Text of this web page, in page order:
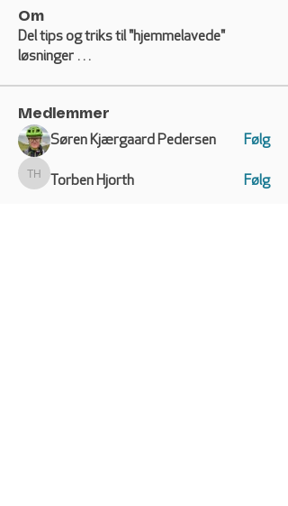
Om
Del tips og triks til "hjemmelavede"
løsninger …
Medlemmer
Søren Kjærgaard Pedersen Følg
Torben Hjorth
Torben Hjorth Følg